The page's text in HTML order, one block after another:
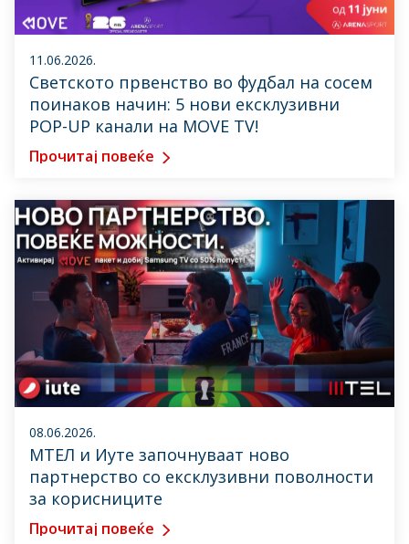
11.06.2026.
Светското првенство во фудбал на сосем
поинаков начин: 5 нови ексклузивни
POP-UP канали на MOVE TV!
Прочитај повеќе
08.06.2026.
МТЕЛ и Иуте започнуваат ново
партнерство со ексклузивни поволности
за корисниците
Прочитај повеќе